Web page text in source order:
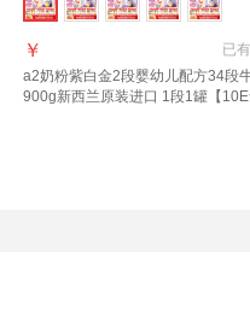
已有
￥
a2奶粉紫白金2段婴幼儿配方34段
900g新西兰原装进口 1段1罐【